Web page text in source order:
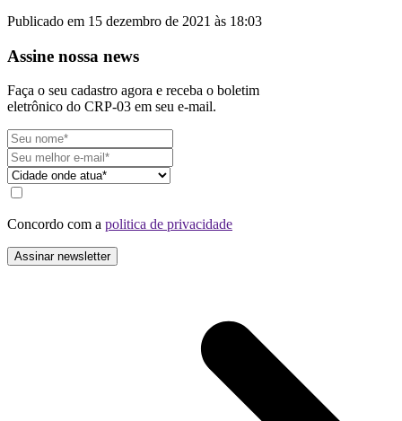
Publicado em 15 dezembro de 2021 às 18:03
Assine nossa news
Faça o seu cadastro agora e receba o boletim
eletrônico do CRP-03 em seu e-mail.
Concordo com a politica de privacidade